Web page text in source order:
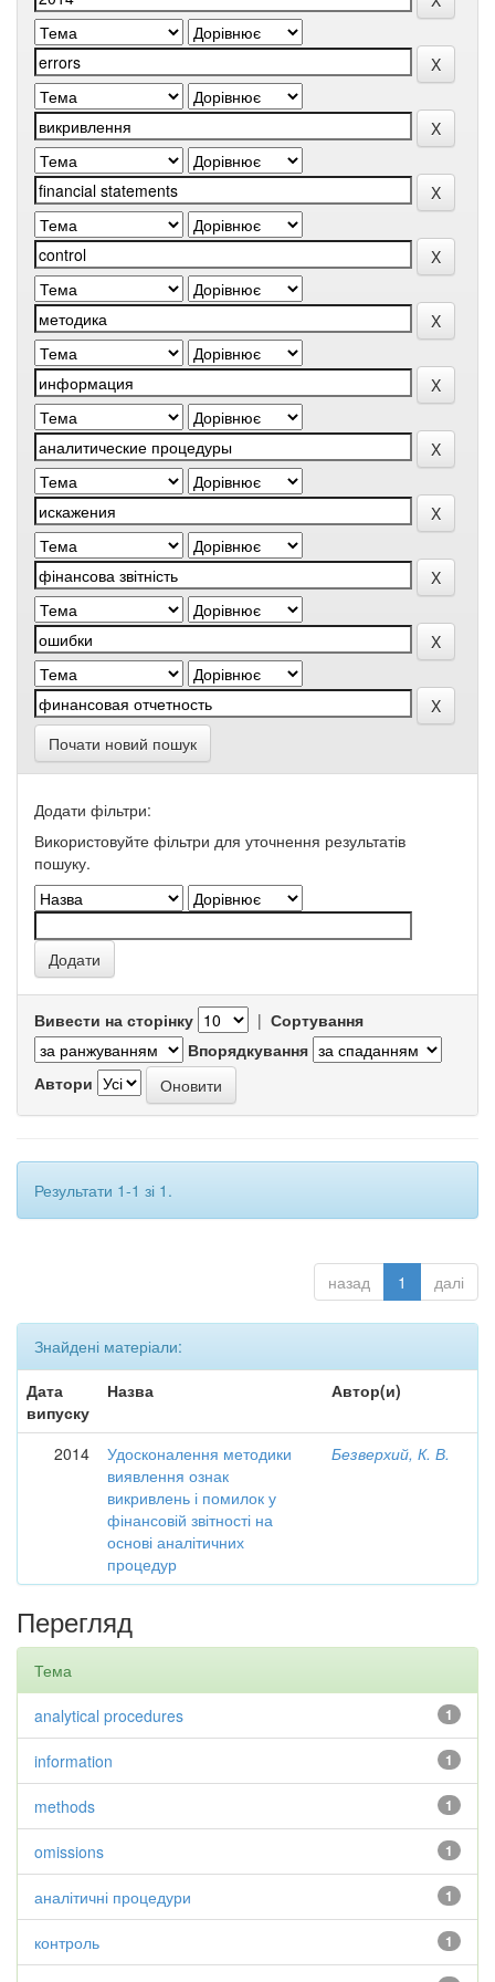
Почати новий пошук
Додати фільтри:
Використовуйте фільтри для уточнення результатів
пошуку.
Вивести на сторінку | Сортування
Впорядкування
Автори
Результати 1-1 зі 1.
назад 1 далі
Знайдені матеріали:
Дата
випуску
Назва Автор(и)
2014
Удосконалення методики
виявлення ознак
викривлень і помилок у
фінансовій звітності на
основі аналітичних
процедур
Безверхий, К. В.
Перегляд
Тема
1
analytical procedures
1
information
1
methods
1
omissions
1
аналітичні процедури
1
контроль